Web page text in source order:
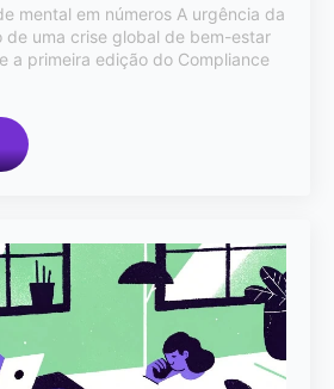
mental em números A urgência da
de uma crise global de bem-estar
a primeira edição do Compliance